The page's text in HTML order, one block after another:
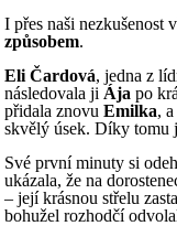
I přes naši
způsobem.
Eli Čardová, jedna z
následovala ji Ája po
přidala znovuEmilka,
skvělý úsek. Díky tomu
Své první minuty si
ukázala, že na
– její krásnou střelu
bohužel rozhodčí